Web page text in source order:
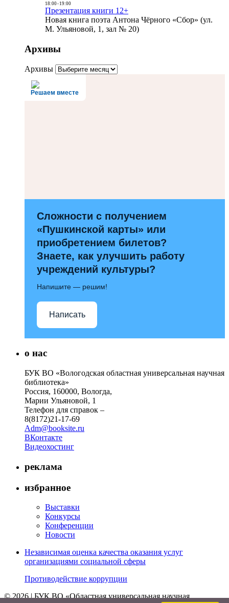
18:00- 19:00
Презентация книги 12+
Новая книга поэта Антона Чёрного «Сбор» (ул.
М. Ульяновой, 1, зал № 20)
Архивы
Архивы
Решаем вместе
Сложности с получением
«Пушкинской карты» или
приобретением билетов?
Знаете, как улучшить работу
учреждений культуры?
Напишите — решим!
Написать
о нас
БУК ВО «Вологодская областная универсальная научная
библиотека»
Россия, 160000, Вологда,
Марии Ульяновой, 1
Телефон для справок –
8(8172)21-17-69
Adm@booksite.ru
ВКонтакте
Видеохостинг
реклама
избранное
Выставки
Конкурсы
Конференции
Новости
Независимая оценка качества оказания услуг
организациями социальной сферы
Противодействие коррупции
© 2026 | БУК ВО «Областная универсальная научная